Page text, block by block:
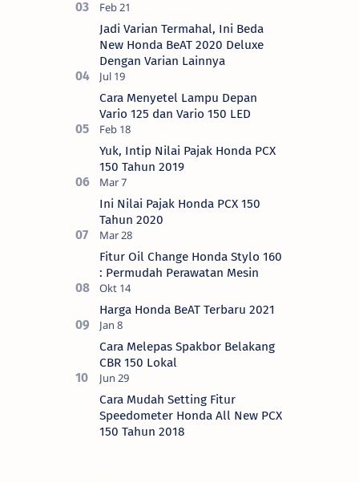
Jadi Varian Termahal, Ini Beda
New Honda BeAT 2020 Deluxe
Dengan Varian Lainnya
Cara Menyetel Lampu Depan
Vario 125 dan Vario 150 LED
Yuk, Intip Nilai Pajak Honda PCX
150 Tahun 2019
Ini Nilai Pajak Honda PCX 150
Tahun 2020
Fitur Oil Change Honda Stylo 160
: Permudah Perawatan Mesin
Harga Honda BeAT Terbaru 2021
Cara Melepas Spakbor Belakang
CBR 150 Lokal
Cara Mudah Setting Fitur
Speedometer Honda All New PCX
150 Tahun 2018